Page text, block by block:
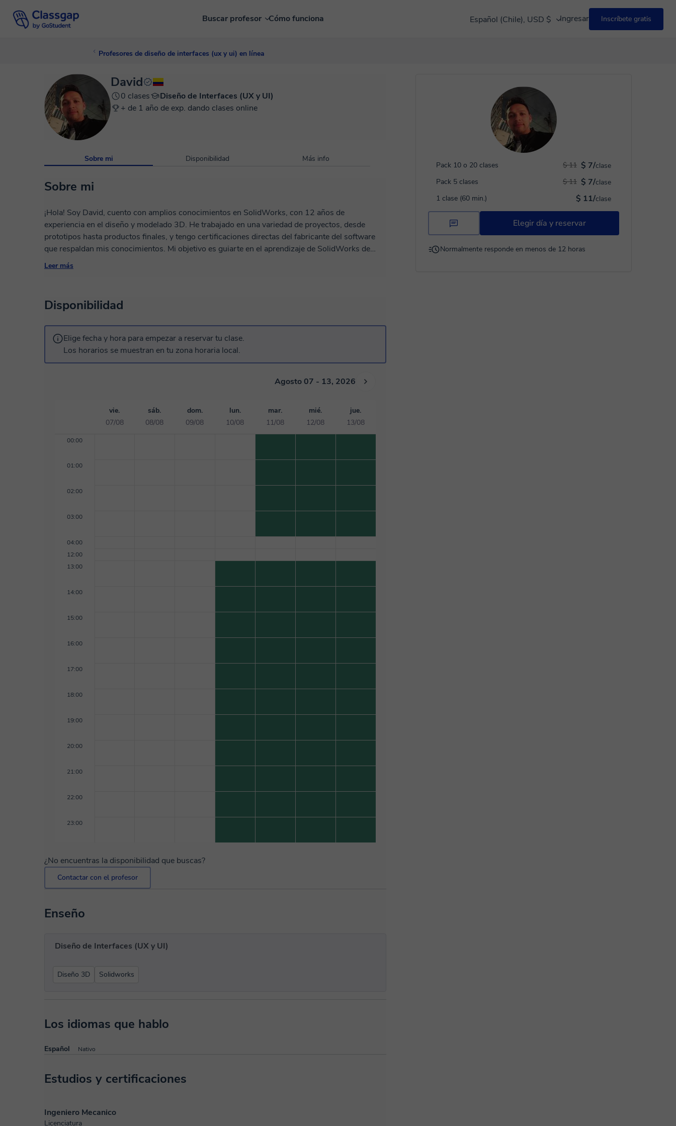
Buscar profesor Cómo funciona Español (Chile), USD $ Ingresar Inscríbete gratis
Profesores de diseño de interfaces (ux y ui) en línea
Pack 10 o 20 clases $ 7/clase
$ 11
Pack 5 clases
$ 7/clase
$ 11
1 clase (60 min.)
$ 11/clase
Elegir día y reservar
Normalmente responde en menos de 12 horas
David
0 clases
Diseño de Interfaces (UX y UI)
+ de 1 año de exp. dando clases online
Sobre mi Disponibilidad Más info
Sobre mi
¡Hola! Soy David, cuento con amplios conocimientos en SolidWorks, con 12 años de
experiencia en el diseño y modelado 3D. He trabajado en una variedad de proyectos, desde
prototipos hasta productos finales, y tengo certificaciones directas del fabricante del software
que respaldan mis conocimientos. Mi objetivo es guiarte en el aprendizaje de SolidWorks de
manera práctica y efectiva, ayudándote a desarrollar habilidades que te serán útiles en tu carrera.
Leer más
Disponibilidad
Elige fecha y hora para empezar a reservar tu clase.
Los horarios se muestran en tu zona horaria local.
Agosto 07 - 13, 2026
vie.
07/08
sáb.
08/08
dom.
09/08
lun.
10/08
mar.
11/08
mié.
12/08
jue.
13/08
00:00
01:00
02:00
03:00
04:00
12:00
13:00
14:00
15:00
16:00
17:00
18:00
19:00
20:00
21:00
22:00
23:00
¿No encuentras la disponibilidad que buscas?
Contactar con el profesor
Enseño
Diseño de Interfaces (UX y UI)
Diseño 3D Solidworks
Los idiomas que hablo
Español Nativo
Estudios y certificaciones
Ingeniero Mecanico
Licenciatura